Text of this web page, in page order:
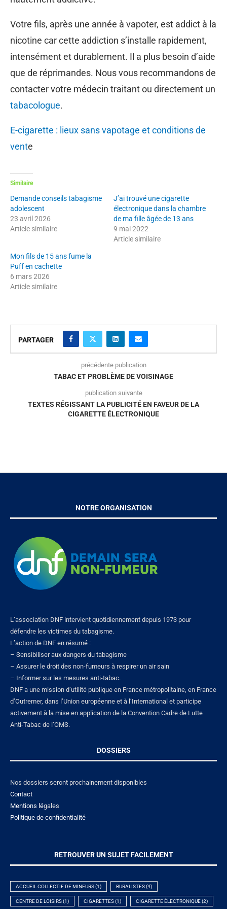
Votre fils, après une année à vapoter, est addict à la
nicotine car cette addiction s’installe rapidement,
intensément et durablement. Il a plus besoin d’aide
que de réprimandes. Nous vous recommandons de
contacter votre médecin traitant ou directement un
tabacologue.
E-cigarette : lieux sans vapotage et conditions de
vente
Similaire
Demande conseils tabagisme
adolescent
23 avril 2026
Article similaire
J’ai trouvé une cigarette
électronique dans la chambre
de ma fille âgée de 13 ans
9 mai 2022
Article similaire
Mon fils de 15 ans fume la
Puff en cachette
6 mars 2026
Article similaire
PARTAGER
précédente publication
TABAC ET PROBLÈME DE VOISINAGE
publication suivante
TEXTES RÉGISSANT LA PUBLICITÉ EN FAVEUR DE LA
CIGARETTE ÉLECTRONIQUE
NOTRE ORGANISATION
L’association DNF intervient quotidiennement depuis 1973 pour
défendre les victimes du tabagisme.
L’action de DNF en résumé :
– Sensibiliser aux dangers du tabagisme
– Assurer le droit des non-fumeurs à respirer un air sain
– Informer sur les mesures anti-tabac.
DNF a une mission d’utilité publique en France métropolitaine, en France
d’Outremer, dans l’Union européenne et à l’International et participe
activement à la mise en application de la Convention Cadre de Lutte
Anti-Tabac de l’OMS.
DOSSIERS
Nos dossiers seront prochainement disponibles
Contact
Mentions légales
Politique de confidentialité
RETROUVER UN SUJET FACILEMENT
ACCUEIL COLLECTIF DE MINEURS(1) BURALISTES(4)
CENTRE DE LOISIRS(1) CIGARETTES(1) CIGARETTE ÉLECTRONIQUE(2)